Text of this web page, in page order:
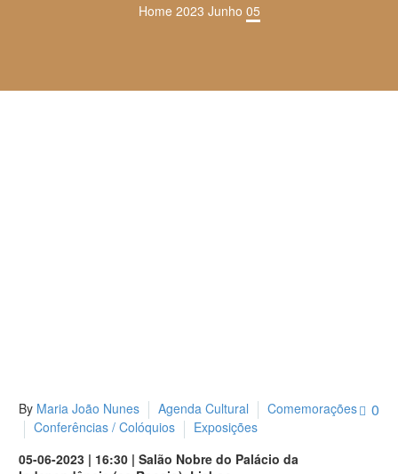
Home 2023 Junho 05
0
By Maria João Nunes Agenda Cultural
Comemorações
Conferências / Colóquios
Exposições
05-06-2023 | 16:30 | Salão Nobre do Palácio da